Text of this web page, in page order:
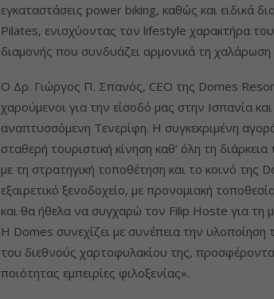
εγκαταστάσεις power biking, καθώς και ειδικά
Pilates, ενισχύοντας τον lifestyle χαρακτήρα
διαμονής που συνδυάζει αρμονικά τη χαλάρωση
Ο Δρ. Γιώργος Π. Σπανός, CEO της Domes
χαρούμενοι για την είσοδό μας στην Ισπανία
αναπτυσσόμενη Τενερίφη. Η συγκεκριμένη
σταθερή τουριστική κίνηση καθ’ όλη τη
με τη στρατηγική τοποθέτηση και το κοινό της
εξαιρετικό ξενοδοχείο, με προνομιακή
και θα ήθελα να συγχαρώ τον Filip Hoste για τη
Η Domes συνεχίζει με συνέπεια την
του διεθνούς χαρτοφυλακίου της,
ποιότητας εμπειρίες φιλοξενίας».